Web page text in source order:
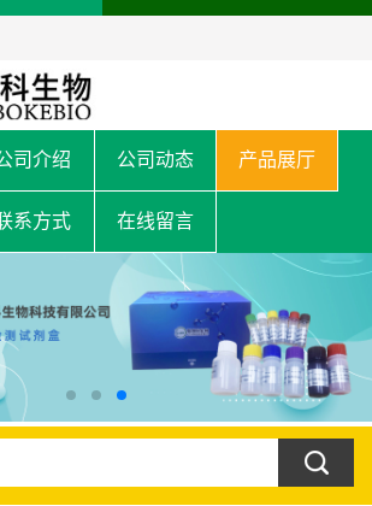
司介绍 公司动态 产品展厅
系方式 在线留言